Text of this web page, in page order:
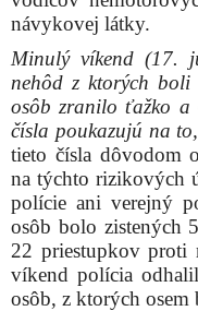
návykovej látky.
Minulý víkend (17.
nehôd z ktorých
osôb zranilo ťažko a
čísla poukazujú na to,
tieto čísla dôvodom
na týchto rizikových
polície ani verejný
osôb bolo zistených
22 priestupkov proti
víkend polícia
osôb, z ktorých osem